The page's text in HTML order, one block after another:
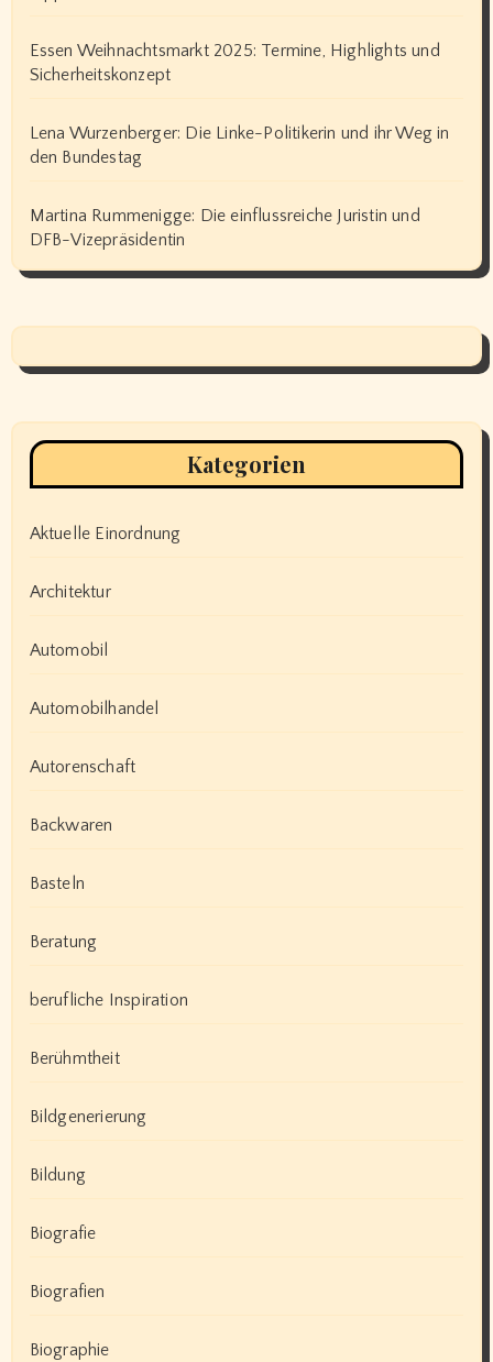
Essen Weihnachtsmarkt 2025: Termine, Highlights und
Sicherheitskonzept
Lena Wurzenberger: Die Linke-Politikerin und ihr Weg in
den Bundestag
Martina Rummenigge: Die einflussreiche Juristin und
DFB-Vizepräsidentin
Kategorien
Aktuelle Einordnung
Architektur
Automobil
Automobilhandel
Autorenschaft
Backwaren
Basteln
Beratung
berufliche Inspiration
Berühmtheit
Bildgenerierung
Bildung
Biografie
Biografien
Biographie